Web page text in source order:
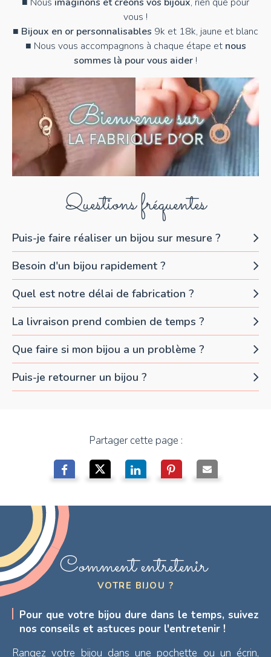
Questions fréquentes
Puis-je faire réaliser un bijou sur mesure ?
Besoin d'un bijou rapidement ?
Quel est notre délai de fabrication ?
La livraison prend combien de temps ?
Que faire si mon bijou a un problème ?
Puis-je retourner un bijou ?
vous !
■ Bijoux en or personnalisables 9k et 18k, jaune et blanc
■ Nous vous accompagnons à chaque étape et nous
sommes là pour vous aider !
Partager cette page :
Comment entretenir
VOTRE BIJOU ?
Pour que votre bijou dure dans le temps, suivez
nos conseils et astuces pour l'entretenir !
Rangez votre bijou dans une pochette ou un écrin,